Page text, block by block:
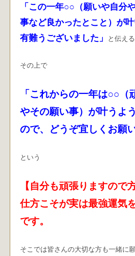
「この一年○○（願いや自分
事など良かったとこと）が
有難うございました」
と伝える
その上で
「これからの一年は○○（
やその願い事）が叶うよ
ので、どうぞ宜しくお願
という
【自分も頑張りますので
仕方こそが実は最強運気
です。
そこでは皆さんの大切な方も一緒に